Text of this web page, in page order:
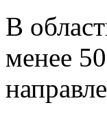
В
менее